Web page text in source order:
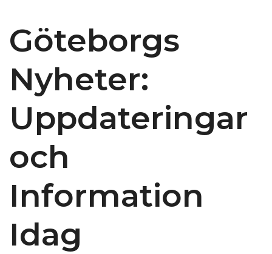
Göteborgs
Nyheter:
Uppdateringar
och
Information
Idag